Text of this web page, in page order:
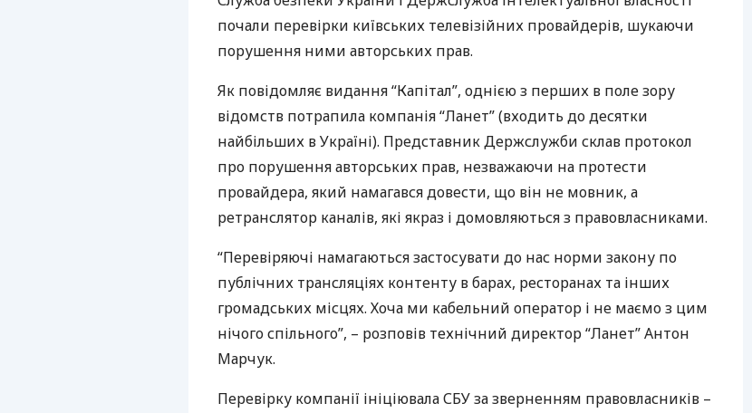
РЕЙТИНГ ДЕБЕТОВИХ
КЕШБЕКУ
ПУТІВНИКИ ПО
БАНКІВСЬКИХ КАРТКАХ
почали перевірки київських телевізійних провайдерів, шукаючи
порушення ними авторських прав.
Як повідомляє видання “Капітал”, однією з перших в поле зору
відомств потрапила компанія “Ланет” (входить до десятки
найбільших в Україні). Представник Держслужби склав протокол
про порушення авторських прав, незважаючи на протести
провайдера, який намагався довести, що він не мовник, а
ретранслятор каналів, які якраз і домовляються з правовласниками.
“Перевіряючі намагаються застосувати до нас норми закону по
публічних трансляціях контенту в барах, ресторанах та інших
громадських місцях. Хоча ми кабельний оператор і не маємо з цим
нічого спільного”, – розповів технічний директор “Ланет” Антон
Марчук.
Перевірку компанії ініціювалаСБУза зверненням правовласників –